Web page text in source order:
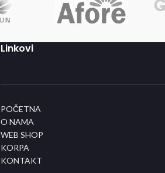
Linkovi
POČETNA
O NAMA
WEB SHOP
KORPA
KONTAKT